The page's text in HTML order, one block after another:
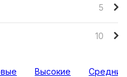
5
10
Высокие Средние